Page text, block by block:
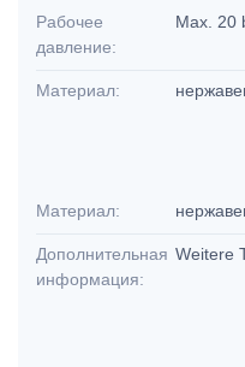
Рабочее
давление:
Max. 20
Материал:
Материал:
Дополнительная
информация:
Weitere